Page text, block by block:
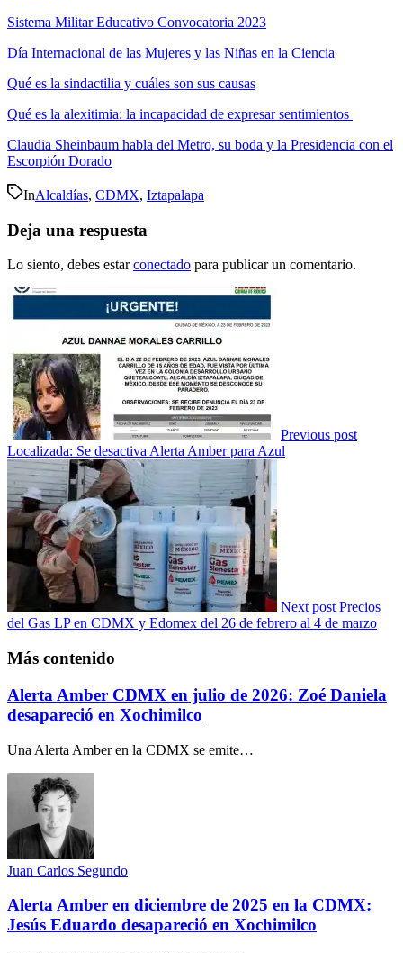
Sistema Militar Educativo Convocatoria 2023
Día Internacional de las Mujeres y las Niñas en la Ciencia
Qué es la sindactilia y cuáles son sus causas
Qué es la alexitimia: la incapacidad de expresar sentimientos
Claudia Sheinbaum habla del Metro, su boda y la Presidencia con el
Escorpión Dorado
InAlcaldías, CDMX, Iztapalapa
Deja una respuesta
Lo siento, debes estarconectado para publicar un comentario.
Previous post
Localizada: Se desactiva Alerta Amber para Azul
Next post Precios
del Gas LP en CDMX y Edomex del 26 de febrero al 4 de marzo
Más contenido
Alerta Amber CDMX en julio de 2026: Zoé Daniela
desapareció en Xochimilco
Una Alerta Amber en la CDMX se emite…
Juan Carlos Segundo
Alerta Amber en diciembre de 2025 en la CDMX:
Jesús Eduardo desapareció en Xochimilco